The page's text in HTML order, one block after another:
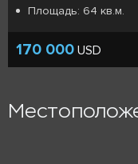
Площадь: 64 кв.м.
170 000 USD